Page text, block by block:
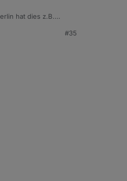
hat dies z.B.
#35